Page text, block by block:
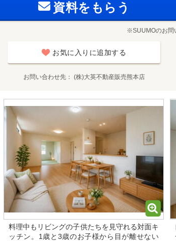
資料をもらう
※SUUMOのお問
お気に入りに追加する
お問い合わせ先 (株)大英不動産販売熊本店
料理中もリビングの子供たちを見守れる対面キ
ッチン。1歳と3歳のお子様から目が離せない